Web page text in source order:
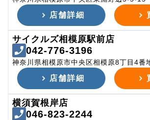
店舗詳細
サイクルズ相模原駅前店
042-776-3196
神奈川県相模原市中央区相模原8丁目4番
店舗詳細
横須賀根岸店
046-823-2244